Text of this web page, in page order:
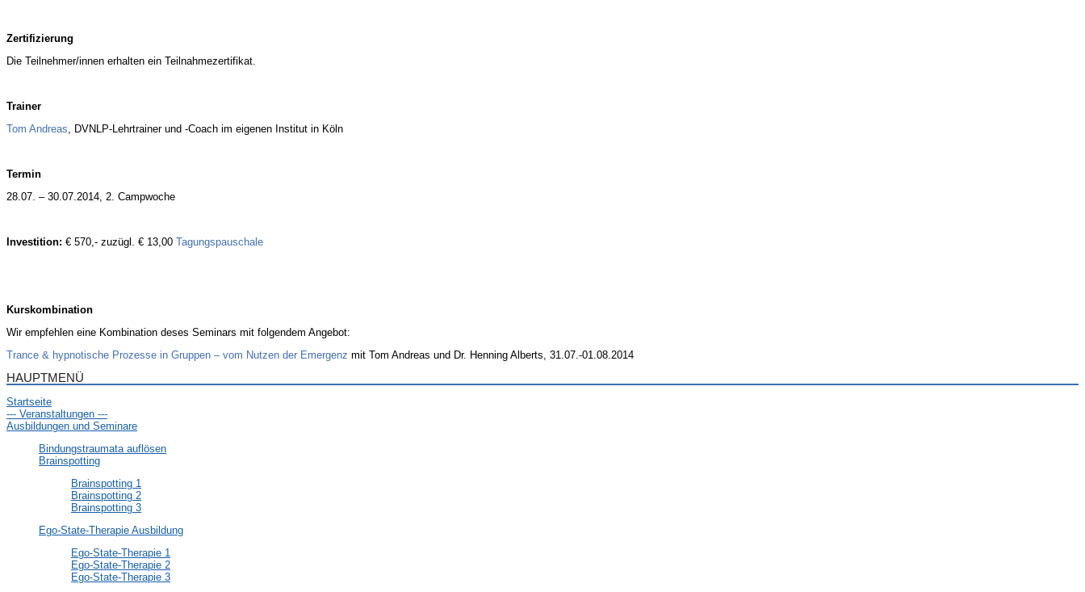
Zertifizierung
Die Teilnehmer/innen erhalten ein Teilnahmezertifikat.
Trainer
Tom Andreas , DVNLP-Lehrtrainer und -Coach im eigenen Institut in Köln
Termin
28.07. – 30.07.2014, 2. Campwoche
Investition: € 570,- zuzügl. € 13,00 Tagungspauschale
Kurskombination
Wir empfehlen eine Kombination deses Seminars mit folgendem Angebot:
Trance & hypnotische Prozesse in Gruppen – vom Nutzen der Emergenz mit Tom Andreas und Dr. Henning Alberts, 31.07.-01.08.2014
HAUPTMENÜ
Startseite
--- Veranstaltungen ---
Ausbildungen und Seminare
Bindungstraumata auflösen
Brainspotting
Brainspotting 1
Brainspotting 2
Brainspotting 3
Ego-State-Therapie Ausbildung
Ego-State-Therapie 1
Ego-State-Therapie 2
Ego-State-Therapie 3